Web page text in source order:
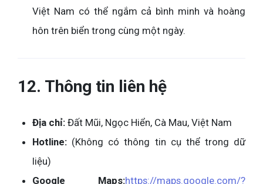
Việt Nam có thể ngắm cả bình minh và hoàng
hôn trên biển trong cùng một ngày.
12. Thông tin liên hệ
Địa chỉ: Đất Mũi, Ngọc Hiển, Cà Mau, Việt Nam
Hotline: (Không có thông tin cụ thể trong dữ
liệu)
Google Maps:https://maps.google.com/?